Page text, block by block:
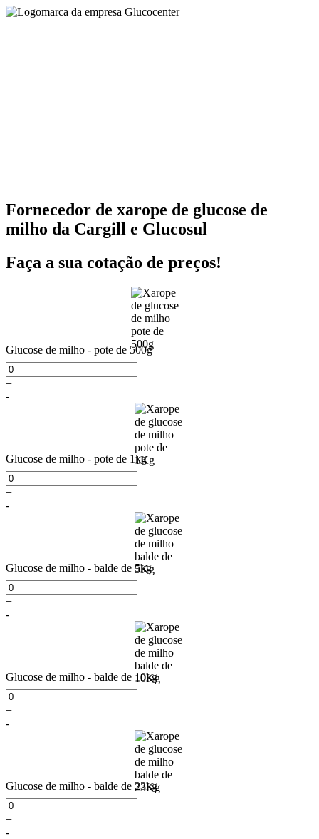
Fornecedor de xarope de glucose de
milho da Cargill e Glucosul
Faça a sua cotação de preços!
Glucose de milho - pote de 500g
+
-
Glucose de milho - pote de 1kg
+
-
Glucose de milho - balde de 5kg
+
-
Glucose de milho - balde de 10kg
+
-
Glucose de milho - balde de 23kg
+
-